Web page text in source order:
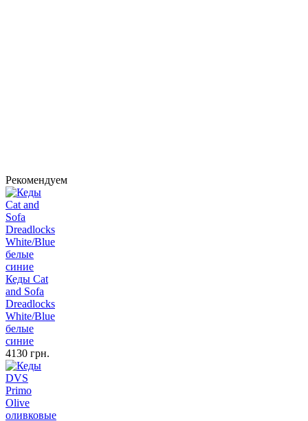
Рекомендуем
Кеды Cat
and Sofa
Dreadlocks
White/Blue
белые
синие
4130 грн.